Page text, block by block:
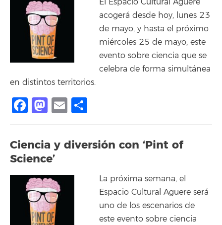
acogerá desde hoy, lunes 23
de mayo, y hasta el próximo
miércoles 25 de mayo, este
evento sobre ciencia que se
celebra de forma simultánea
en distintos territorios.
Facebook
Mastodon
Email
Ciencia y diversión con ‘Pint of
Science’
La próxima semana, el
Espacio Cultural Aguere será
uno de los escenarios de
este evento sobre ciencia